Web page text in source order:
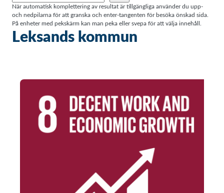
När automatisk komplettering av resultat är tillgängliga använder du upp-
och nedpilarna för att granska och enter-tangenten för besöka önskad sida.
På enheter med pekskärm kan man peka eller svepa för att välja innehåll.
Leksands kommun